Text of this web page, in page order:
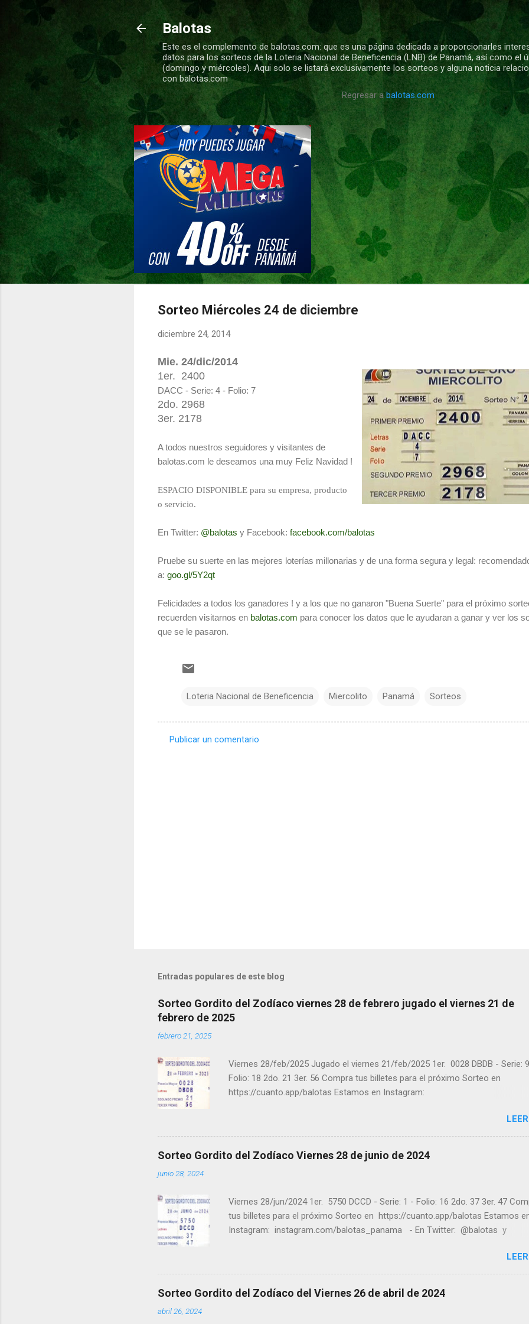
Ir al contenido principal
Balotas
Este es el complemento de balotas.com: que es una página dedicada a proporcionarles
datos para los sorteos de la Loteria Nacional de Beneficencia (LNB) de Panamá, así como el
(domingo y miércoles). Aqui solo se listará exclusivamente los sorteos y alguna noticia
con balotas.com
Regresar abalotas.com
Sorteo Miércoles 24 de diciembre
diciembre 24, 2014
Mie. 24/dic/2014
1er. 2400
DACC - Serie: 4 - Folio: 7
2do. 2968
3er. 2178
A todos nuestros seguidores y visitantes de
balotas.com le deseamos una muy Feliz Navidad !
ESPACIO DISPONIBLE para su empresa, producto
o servicio.
En Twitter: @balotas y Facebook: facebook.com/balotas
Pruebe su suerte en las mejores loterías millonarias y de una forma segura y legal:
a: goo.gl/5Y2qt
Felicidades a todos los ganadores ! y a los que no ganaron "Buena Suerte" para el próximo
recuerden visitarnos en balotas.com para conocer los datos que le ayudaran a ganar y ver los
que se le pasaron.
Loteria Nacional de Beneficencia Miercolito Panamá Sorteos
Publicar un comentario
Entradas populares de este blog
Sorteo Gordito del Zodíaco viernes 28 de febrero jugado el viernes 21 de
febrero de 2025
febrero 21, 2025
Viernes 28/feb/2025 Jugado el viernes 21/feb/2025 1er. 0028 DBDB - Serie:
Folio: 18 2do. 21 3er. 56 Compra tus billetes para el próximo Sorteo en
https://cuanto.app/balotas Estamos en Instagram:
facebook.com/balotas Pruebe su suerte en las mejores loterías millonarias
una forma segura y legal recomendado clic a: goo.gl/5Y2qt Felicidades a
los ganadores ! y a los que no ganaron "Buena Suerte" para el próximo sorteo,
recuerden visitarnos en balotas.com para conocer los datos que le ayudaran
Sorteo Gordito del Zodíaco Viernes 28 de junio de 2024
junio 28, 2024
Viernes 28/jun/2024 1er. 5750 DCCD - Serie: 1 - Folio: 16 2do. 37 3er. 47
tus billetes para el próximo Sorteo en https://cuanto.app/balotas Estamos
Instagram: instagram.com/balotas_panama - En Twitter: @balotas y
millonarias y de una forma segura y legal recomendado clic a: goo.gl/5Y2qt
Felicidades a todos los ganadores ! y a los que no ganaron "Buena Suerte"
próximo sorteo, recuerden visitarnos en balotas.com para conocer los datos
Sorteo Gordito del Zodíaco del Viernes 26 de abril de 2024
abril 26, 2024